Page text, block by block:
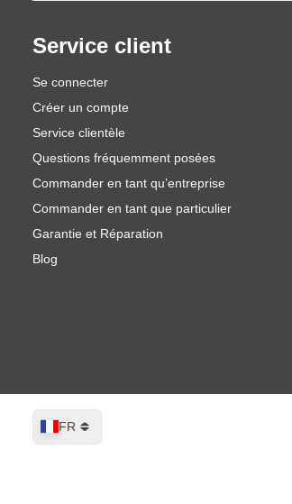
Service client
Se connecter
Créer un compte
Service clientèle
Questions fréquemment posées
Commander en tant qu’entreprise
Commander en tant que particulier
Garantie et Réparation
Blog
Langue
FR